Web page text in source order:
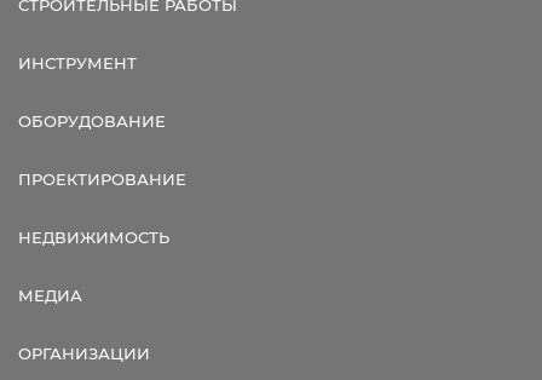
СТРОИТЕЛЬНЫЕ РАБОТЫ
ИНСТРУМЕНТ
ОБОРУДОВАНИЕ
ПРОЕКТИРОВАНИЕ
НЕДВИЖИМОСТЬ
МЕДИА
ОРГАНИЗАЦИИ